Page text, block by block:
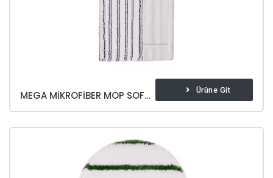
MEGA MIKROFIBER MOP SOFT & BRITE Ürüne Git